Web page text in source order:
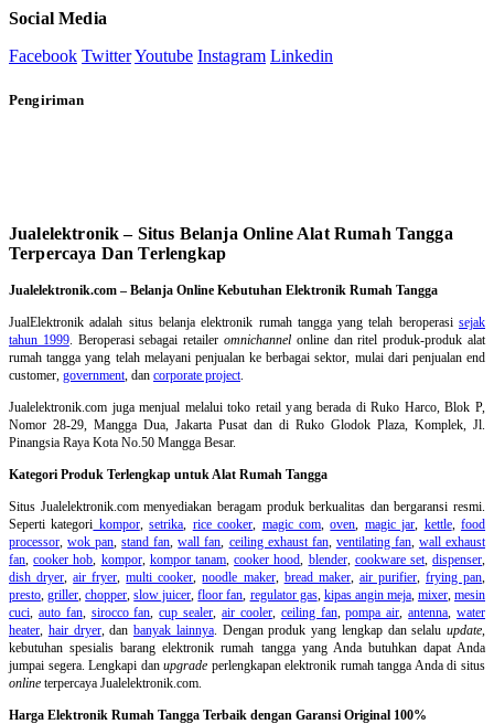
Social Media
Facebook TwitterYoutube Instagram Linkedin
Pengiriman
Jualelektronik – Situs Belanja Online Alat Rumah Tangga
Terpercaya Dan Terlengkap
Jualelektronik.com – Belanja Online Kebutuhan Elektronik Rumah Tangga
JualElektronik adalah situs belanja elektronik rumah tanggayang telah beroperasisejak
tahun 1999. Beroperasi sebagai retaileromnichannel online dan ritel produk-produk alat
rumah tangga yang telah melayani penjualan ke berbagai sektor, mulai dari penjualan end
customer, government , dan corporate project
Jualelektronik.com juga menjual melalui toko retail yang berada di Ruko Harco, Blok P,
Nomor 28-29, Mangga Dua, Jakarta Pusat dan di Ruko Glodok Plaza, Komplek, Jl.
Pinangsia Raya Kota No.50 Mangga Besar.
Kategori Produk Terlengkap untuk Alat Rumah Tangga
Situs Jualelektronik.com menyediakan beragam produk berkualitas dan bergaransi resmi.
Seperti kategori kompor,setrika rice cooker magic com,oven magic jar kettle,food
processor ,wok pan ,stand fan ,wall fan ceiling exhaust fan, ventilating fan, wall exhaust
fan ,cooker hob kompor, kompor tanam,cooker hood blender, cookware set,dispenser
dish dryer ,air fryer ,multi cooker ,noodle maker, bread maker, air purifier, frying pan
presto ,griller ,chopper ,slow juicer ,floor fan regulator gas, kipas angin meja, mixer,mesin
cuci auto fan, sirocco fan ,cup sealer ,air cooler, ceiling fan,pompa air ,antenna ,water
heater hair dryer, dan banyak lainnya. Dengan produk yang lengkap dan selalu update
kebutuhan spesialis barang elektronik rumah tangga yang Anda butuhkan dapat Anda
jumpai segera. Lengkapi danupgrade perlengkapan elektronik rumah tangga Anda di situs
online terpercaya Jualelektronik.com.
Harga Elektronik Rumah Tangga Terbaik dengan Garansi Original 100%